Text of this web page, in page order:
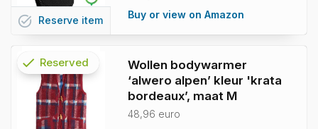
Buy or view on Amazon
task_alt Reserve item
Wollen bodywarmer
‘alwero alpen’ kleur 'krata
bordeaux’, maat M
48,96 euro
check
info
Reserved